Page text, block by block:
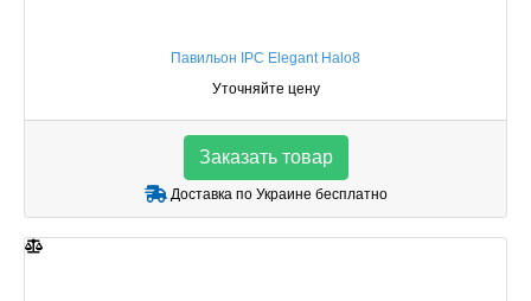
Павильон IPC Elegant Halo8
Уточняйте цену
Заказать товар
Доставка по Украине бесплатно